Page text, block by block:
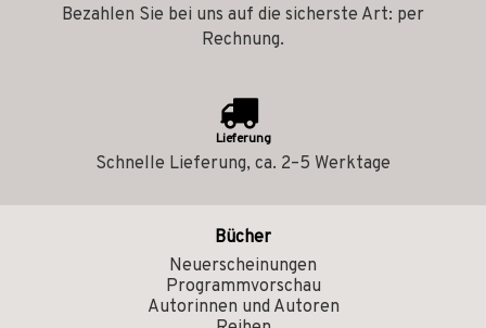
Bezahlen Sie bei uns auf die sicherste Art: per
Rechnung.
Lieferung
Schnelle Lieferung, ca. 2–5 Werktage
Bücher
Neuerscheinungen
Programmvorschau
Autorinnen und Autoren